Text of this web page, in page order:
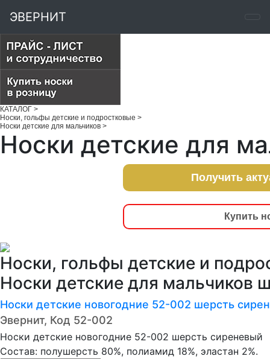
ЭВЕРНИТ
КАТАЛОГ >
Носки, гольфы детские и подростковые >
Носки детские для мальчиков >
Носки детские для
Получить
Купить
Носки, гольфы детские и
Носки детские для мальчиков
Носки детские новогодние 52-002 шерсть
Эвернит, Код 52-002
Носки детские новогодние 52-002 шерсть сиреневый
Состав: полушерсть 80%, полиамид 18%, эластан 2%.